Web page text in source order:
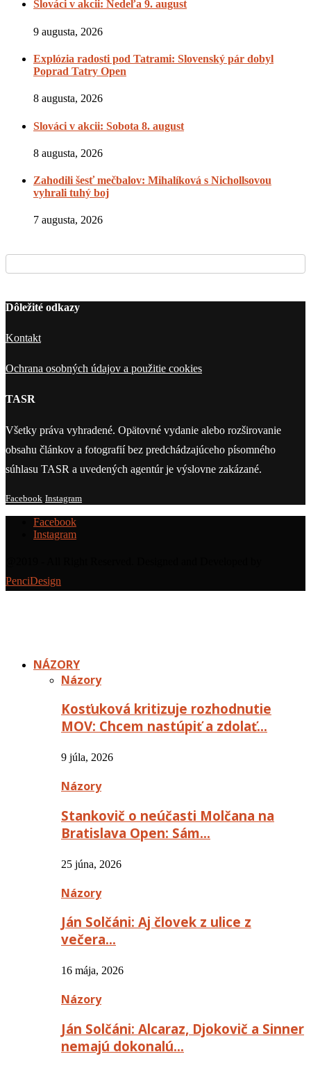
Slováci v akcii: Nedeľa 9. august
9 augusta, 2026
Explózia radosti pod Tatrami: Slovenský pár dobyl
Poprad Tatry Open
8 augusta, 2026
Slováci v akcii: Sobota 8. august
8 augusta, 2026
Zahodili šesť mečbalov: Mihalíková s Nichollsovou
vyhrali tuhý boj
7 augusta, 2026
Dôležité odkazy
Kontakt
Ochrana osobných údajov a použitie cookies
TASR
Všetky práva vyhradené. Opätovné vydanie alebo rozširovanie
obsahu článkov a fotografií bez predchádzajúceho písomného
súhlasu TASR a uvedených agentúr je výslovne zakázané.
Facebook Instagram
Facebook
Instagram
PenciDesign
NÁZORY
Názory
Kosťuková kritizuje rozhodnutie
MOV: Chcem nastúpiť a zdolať…
9 júla, 2026
Názory
Stankovič o neúčasti Molčana na
Bratislava Open: Sám…
25 júna, 2026
Názory
Ján Solčáni: Aj človek z ulice z
večera…
16 mája, 2026
Názory
Ján Solčáni: Alcaraz, Djokovič a Sinner
nemajú dokonalú…